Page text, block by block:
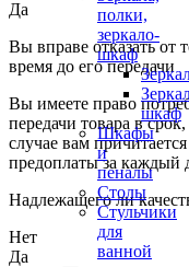
полки,
зеркало-
шкаф
шкаф
Шкафы
и
пеналы
Столы
Стульчики
для
ванной
Да
Вы вправе отказать от
время до его передачи
Вы имеете право
передачи товара в
случае вам
предоплаты за каждый
Надлежащего ли
Нет
Да